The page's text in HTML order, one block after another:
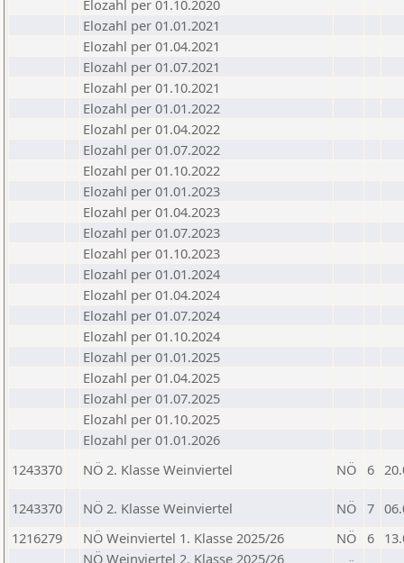
Elozahl per 01.10.2020
Elozahl per 01.01.2021
Elozahl per 01.04.2021
Elozahl per 01.07.2021
Elozahl per 01.10.2021
Elozahl per 01.01.2022
Elozahl per 01.04.2022
Elozahl per 01.07.2022
Elozahl per 01.10.2022
Elozahl per 01.01.2023
Elozahl per 01.04.2023
Elozahl per 01.07.2023
Elozahl per 01.10.2023
Elozahl per 01.01.2024
Elozahl per 01.04.2024
Elozahl per 01.07.2024
Elozahl per 01.10.2024
Elozahl per 01.01.2025
Elozahl per 01.04.2025
Elozahl per 01.07.2025
Elozahl per 01.10.2025
Elozahl per 01.01.2026
1243370
NÖ 2. Klasse Weinviertel NÖ 6
1243370 NÖ 2. Klasse Weinviertel NÖ 7
1216279
NÖ Weinviertel 1. Klasse 2025/26 NÖ 6
NÖ Weinviertel 2. Klasse 2025/26